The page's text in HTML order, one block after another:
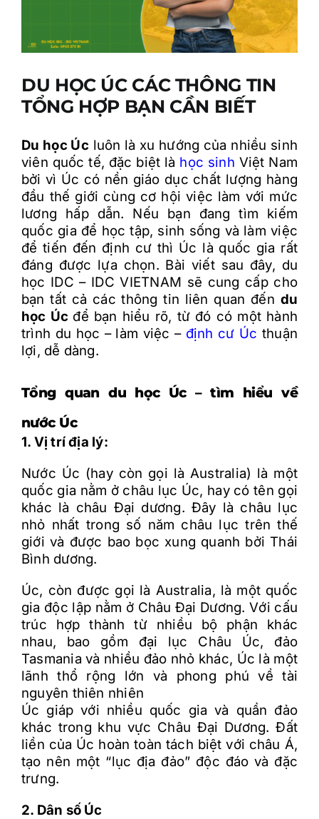
DU HỌC ÚC CÁC THÔNG TIN
TỔNG HỢP BẠN CẦN BIẾT
Du học Úc luôn làxu hướng của nhiều sinh
viên quốc tế, đặc biệt là học sinh Việt Nam
bởi vì Úc có nền giáo dục chất lượng hàng
đầu thế giới cùng cơ hội việc làm với mức
lương hấp dẫn. Nếu bạn đang tìm kiếm
quốc gia để học tập, sinh sống và làm việc
để tiến đến định cư thì Úc là quốc gia rất
đáng được lựa chọn. Bài viết sau đây, du
học IDC– IDC VIETNAM sẽ cung cấp cho
bạn tất cả các thông tin liên quan đến du
học Úc để bạn hiểu rõ, từ đó có một hành
trình du học – làm việc – định cư Úc thuận
lợi, dễ dàng.
Tổng quan du học Úc – tìm hiểu về
nước Úc
1. Vị trí địa lý:
Nước Úc (hay còn gọi là Australia) là một
quốc gia nằm ở châu lục Úc, hay có tên gọi
khác là châu Đại dương. Đây là châu lục
nhỏ nhất trong số năm châu lục trên thế
giới và được bao bọc xung quanh bởi Thái
Bình dương.
Úc, còn được gọi là Australia, là một quốc
gia độc lập nằm ở Châu Đại Dương. Với cấu
trúc hợp thành từ nhiều bộ phận khác
nhau, bao gồm đại lục Châu Úc, đảo
Tasmania và nhiều đảo nhỏ khác, Úc là một
lãnh thổ rộng lớn và phong phú về tài
nguyên thiên nhiên
Úc giáp với nhiều quốc gia và quần đảo
khác trong khu vực Châu Đại Dương. Đất
liền của Úc hoàn toàn tách biệt với châu Á,
tạo nên một “lục địa đảo” độc đáo và đặc
trưng.
2. Dân số Úc